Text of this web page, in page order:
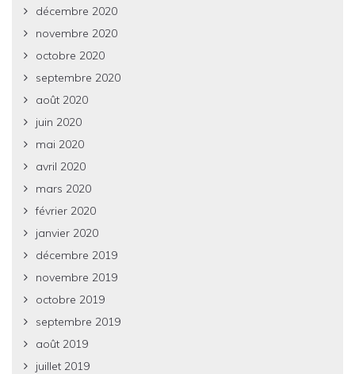
décembre 2020
novembre 2020
octobre 2020
septembre 2020
août 2020
juin 2020
mai 2020
avril 2020
mars 2020
février 2020
janvier 2020
décembre 2019
novembre 2019
octobre 2019
septembre 2019
août 2019
juillet 2019